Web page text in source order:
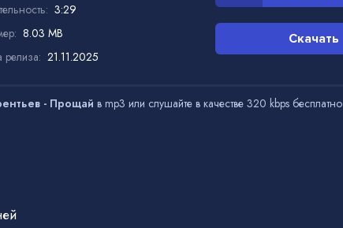
3:29
8.03 MB
релиза: 21.11.2025
Скачать
- Прощай в mp3 или слушайте в качестве 320 kbps бесплатно